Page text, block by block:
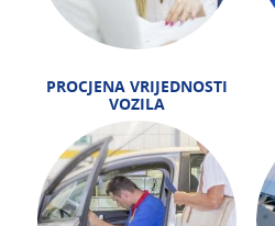
PROCJENA VRIJEDNOSTI
VOZILA